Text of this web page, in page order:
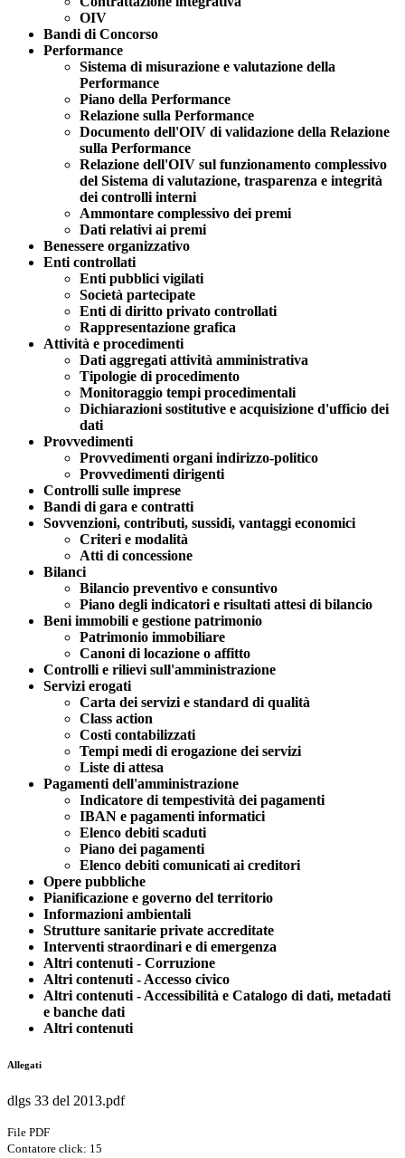
OIV
Bandi di Concorso
Performance
Sistema di misurazione e valutazione della
Performance
Piano della Performance
Relazione sulla Performance
Documento dell'OIV di validazione della Relazione
sulla Performance
Relazione dell'OIV sul funzionamento complessivo
del Sistema di valutazione, trasparenza e integrità
dei controlli interni
Ammontare complessivo dei premi
Dati relativi ai premi
Benessere organizzativo
Enti controllati
Enti pubblici vigilati
Società partecipate
Enti di diritto privato controllati
Rappresentazione grafica
Attività e procedimenti
Dati aggregati attività amministrativa
Tipologie di procedimento
Monitoraggio tempi procedimentali
Dichiarazioni sostitutive e acquisizione d'ufficio dei
dati
Provvedimenti
Provvedimenti organi indirizzo-politico
Provvedimenti dirigenti
Controlli sulle imprese
Bandi di gara e contratti
Sovvenzioni, contributi, sussidi, vantaggi economici
Criteri e modalità
Atti di concessione
Bilanci
Bilancio preventivo e consuntivo
Piano degli indicatori e risultati attesi di bilancio
Beni immobili e gestione patrimonio
Patrimonio immobiliare
Canoni di locazione o affitto
Controlli e rilievi sull'amministrazione
Servizi erogati
Carta dei servizi e standard di qualità
Class action
Costi contabilizzati
Tempi medi di erogazione dei servizi
Liste di attesa
Pagamenti dell'amministrazione
Indicatore di tempestività dei pagamenti
IBAN e pagamenti informatici
Elenco debiti scaduti
Piano dei pagamenti
Elenco debiti comunicati ai creditori
Opere pubbliche
Pianificazione e governo del territorio
Informazioni ambientali
Strutture sanitarie private accreditate
Interventi straordinari e di emergenza
Altri contenuti - Corruzione
Altri contenuti - Accesso civico
Altri contenuti - Accessibilità e Catalogo di dati, metadati
e banche dati
Altri contenuti
Allegati
dlgs 33 del 2013.pdf
File PDF
Contatore click: 15